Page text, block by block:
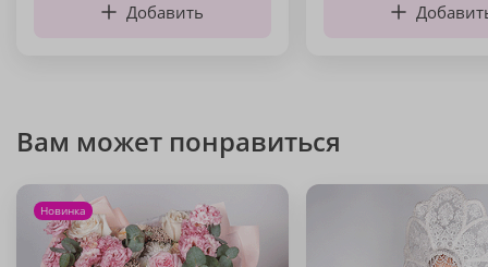
Добавить
Вам может понравиться
Новинка